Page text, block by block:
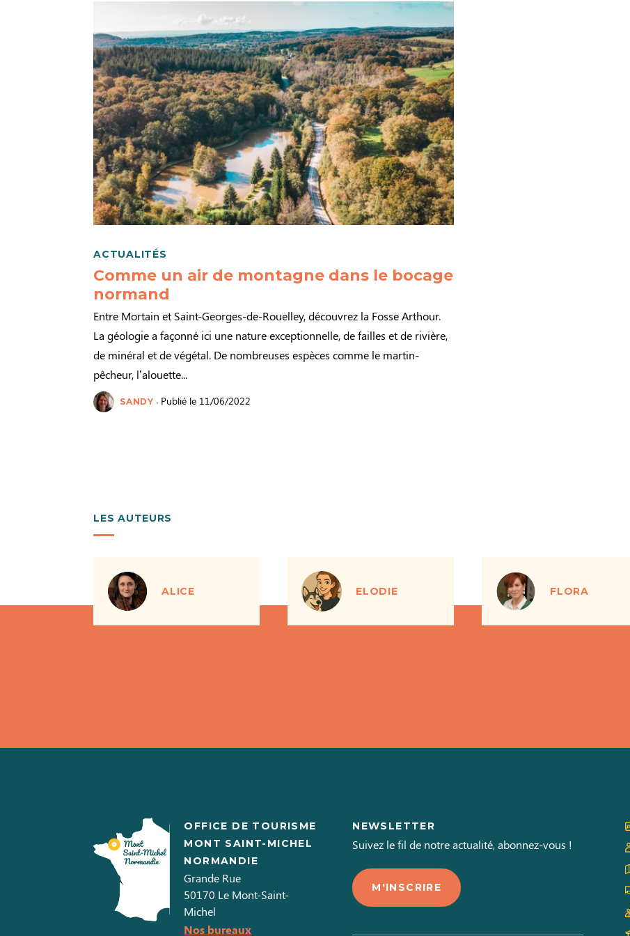
ACTUALITÉS
Comme un air de montagne dans le bocage
normand
Entre Mortain et Saint-Georges-de-Rouelley, découvrez la Fosse Arthour.
La géologie a façonné ici une nature exceptionnelle, de failles et de rivière,
de minéral et de végétal. De nombreuses espèces comme le martin-
pêcheur, l’alouette...
SANDY Publié le 11/06/2022
LES AUTEURS
ALICE ELODIE FLORA
OFFICE DE TOURISME
MONT SAINT-MICHEL
NORMANDIE
Grande Rue
50170 Le Mont-Saint-
Michel
Nos bureaux
NEWSLETTER
Suivez le fil de notre actualité, abonnez-vous !
M'INSCRIRE